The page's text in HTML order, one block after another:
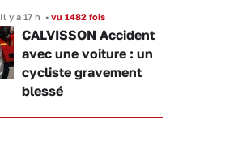
Il y a 17 h • vu 1482 fois
CALVISSON Accident
avec une voiture : un
cycliste gravement
blessé